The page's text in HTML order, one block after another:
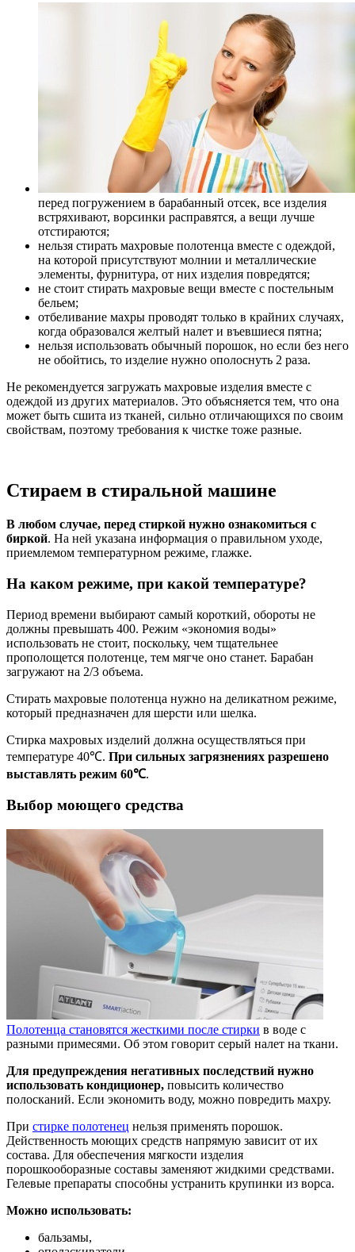
перед погружением в барабанный отсек, все изделия
встряхивают, ворсинки расправятся, а вещи лучше
отстираются;
нельзя стирать махровые полотенца вместе с одеждой,
на которой присутствуют молнии и металлические
элементы, фурнитура, от них изделия повредятся;
не стоит стирать махровые вещи вместе с постельным
бельем;
отбеливание махры проводят только в крайних случаях,
когда образовался желтый налет и въевшиеся пятна;
нельзя использовать обычный порошок, но если без него
не обойтись, то изделие нужно ополоснуть 2 раза.
Не рекомендуется загружать махровые изделия вместе с
одеждой из других материалов. Это объясняется тем, что она
может быть сшита из тканей, сильно отличающихся по своим
свойствам, поэтому требования к чистке тоже разные.
Стираем в стиральной машине
В любом случае, перед стиркой нужно ознакомиться с
биркой. На ней указана информация о правильном уходе,
приемлемом температурном режиме, глажке.
На каком режиме, при какой температуре?
Период времени выбирают самый короткий, обороты не
должны превышать 400. Режим «экономия воды»
использовать не стоит, поскольку, чем тщательнее
прополощется полотенце, тем мягче оно станет. Барабан
загружают на 2/3 объема.
Стирать махровые полотенца нужно на деликатном режиме,
который предназначен для шерсти или шелка.
Стирка махровых изделий должна осуществляться при
температуре 40℃. При сильных загрязнениях разрешено
выставлять режим 60℃.
Выбор моющего средства
Полотенца становятся жесткими после стирки в воде с
разными примесями. Об этом говорит серый налет на ткани.
Для предупреждения негативных последствий нужно
использовать кондиционер, повысить количество
полосканий. Если экономить воду, можно повредить махру.
При стирке полотенец нельзя применять порошок.
Действенность моющих средств напрямую зависит от их
состава. Для обеспечения мягкости изделия
порошкооборазные составы заменяют жидкими средствами.
Гелевые препараты способны устранить крупинки из ворса.
Можно использовать:
бальзамы,